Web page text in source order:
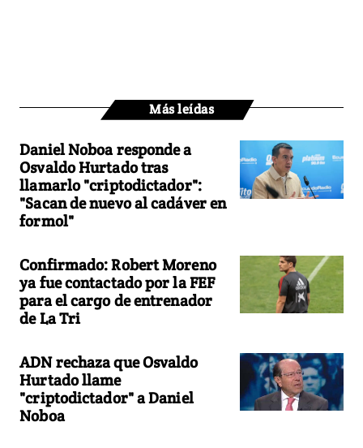
Más leídas
Daniel Noboa responde a
Osvaldo Hurtado tras
llamarlo "criptodictador":
"Sacan de nuevo al cadáver en
formol"
Confirmado: Robert Moreno
ya fue contactado por la FEF
para el cargo de entrenador
de La Tri
ADN rechaza que Osvaldo
Hurtado llame
"criptodictador" a Daniel
Noboa